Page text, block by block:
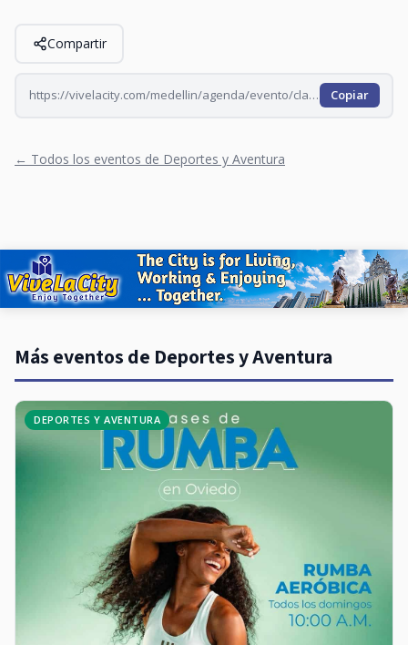
Compartir
https://vivelacity.com/medellin/agenda/evento/clase-de-rumba-en-oviedo-2026-08-31 Copiar
← Todos los eventos de Deportes y Aventura
Más eventos de Deportes y Aventura
DEPORTES Y AVENTURA